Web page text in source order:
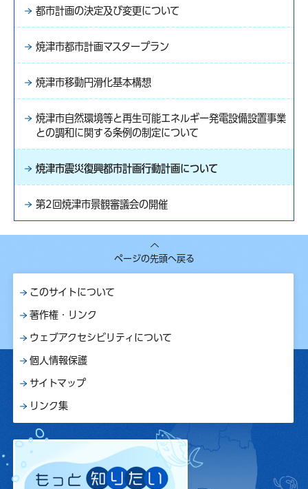
都市計画の決定及び変更について
焼津市都市計画マスタープラン
焼津市移動円滑化基本構想
焼津市自然環境等と再生可能エネルギー発電設備設置事業
との調和に関する条例の制定について
焼津市震災復興都市計画行動計画について
第2回焼津市景観審議会の開催
ページの先頭へ戻る
このサイトについて
著作権・リンク
ウェブアクセシビリティについて
個人情報保護
サイトマップ
リンク集